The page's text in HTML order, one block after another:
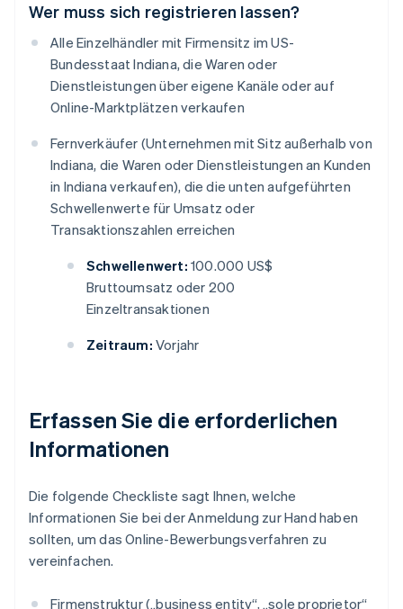
Wer muss sich registrieren lassen?
Alle Einzelhändler mit Firmensitz im US-
Bundesstaat Indiana, die Waren oder
Dienstleistungen über eigene Kanäle oder auf
Online-Marktplätzen verkaufen
Fernverkäufer (Unternehmen mit Sitz außerhalb von
Indiana, die Waren oder Dienstleistungen an Kunden
in Indiana verkaufen), die die unten aufgeführten
Schwellenwerte für Umsatz oder
Transaktionszahlen erreichen
Schwellenwert: 100.000 US$
Bruttoumsatz oder 200
Einzeltransaktionen
Zeitraum: Vorjahr
Erfassen Sie die erforderlichen
Informationen
Die folgende Checkliste sagt Ihnen, welche
Informationen Sie bei der Anmeldung zur Hand haben
sollten, um das Online-Bewerbungsverfahren zu
vereinfachen.
Firmenstruktur („business entity“, „sole proprietor“